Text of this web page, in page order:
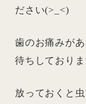
ださい(>_<)
歯のお痛みが
待ちしておりま
放っておくと